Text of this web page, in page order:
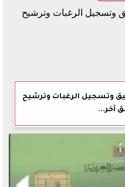
وتسجيل الرغبات وترشيح
آخر...